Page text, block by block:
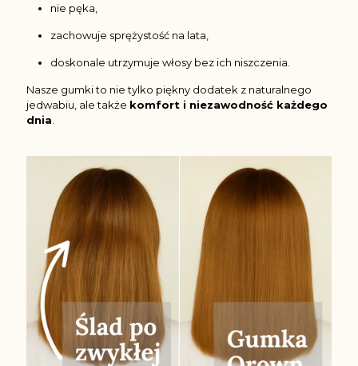
nie pęka,
zachowuje sprężystość na lata,
doskonale utrzymuje włosy bez ich niszczenia.
Nasze gumki to nie tylko piękny dodatek z naturalnego
jedwabiu, ale także komfort i niezawodność każdego
dnia.